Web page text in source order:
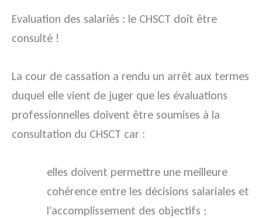
Evaluation des salariés : le CHSCT doit être
consulté !
La cour de cassation a rendu un arrêt aux termes
duquel elle vient de juger que les évaluations
professionnelles doivent être soumises à la
consultation du CHSCT car :
elles doivent permettre une meilleure
cohérence entre les décisions salariales et
l’accomplissement des objectifs ;